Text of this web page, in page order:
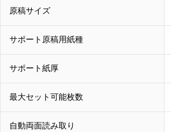
原稿サイズ
サポート原稿用紙種
サポート紙厚
最大セット可能枚数
自動両面読み取り